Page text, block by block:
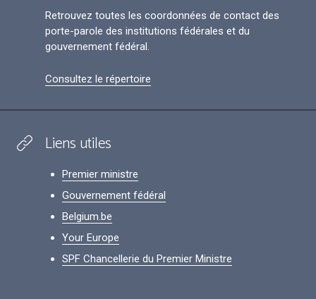
Retrouvez toutes les coordonnées de contact des
porte-parole des institutions fédérales et du
gouvernement fédéral.
Consultez le répertoire
Liens utiles
Premier ministre
Gouvernement fédéral
Belgium.be
Your Europe
SPF Chancellerie du Premier Ministre